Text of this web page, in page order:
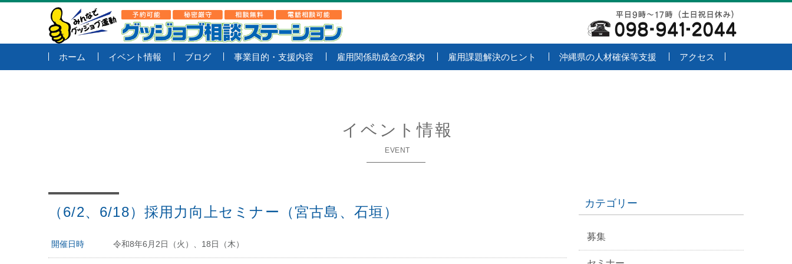
ホーム イベント情報 ブログ 事業目的・支援内容 雇用関係助成金の案内 雇用課題解決のヒント 沖縄県の人材確保等支援 アクセス
イベント情報
EVENT
（6/2、6/18）採用力向上セミナー（宮古島、石垣）
開催日時 令和8年6月2日（火）、18日（木）
カテゴリー
募集